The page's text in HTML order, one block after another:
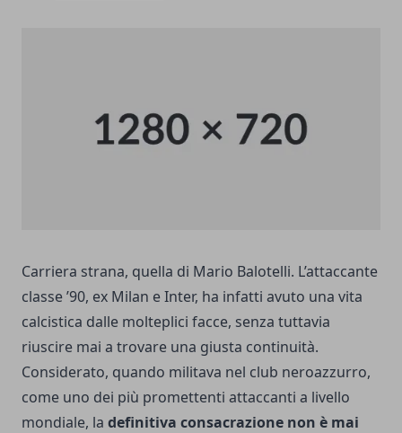
Carriera strana, quella di Mario Balotelli. L’attaccante
classe ’90, ex Milan e Inter, ha infatti avuto una vita
calcistica dalle molteplici facce, senza tuttavia
riuscire mai a trovare una giusta continuità.
Considerato, quando militava nel club neroazzurro,
come uno dei più promettenti attaccanti a livello
mondiale, la definitiva consacrazione non è mai